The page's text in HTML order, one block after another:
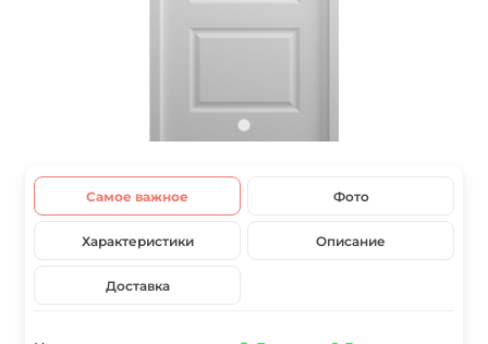
Самое важное Фото
Характеристики Описание
Доставка